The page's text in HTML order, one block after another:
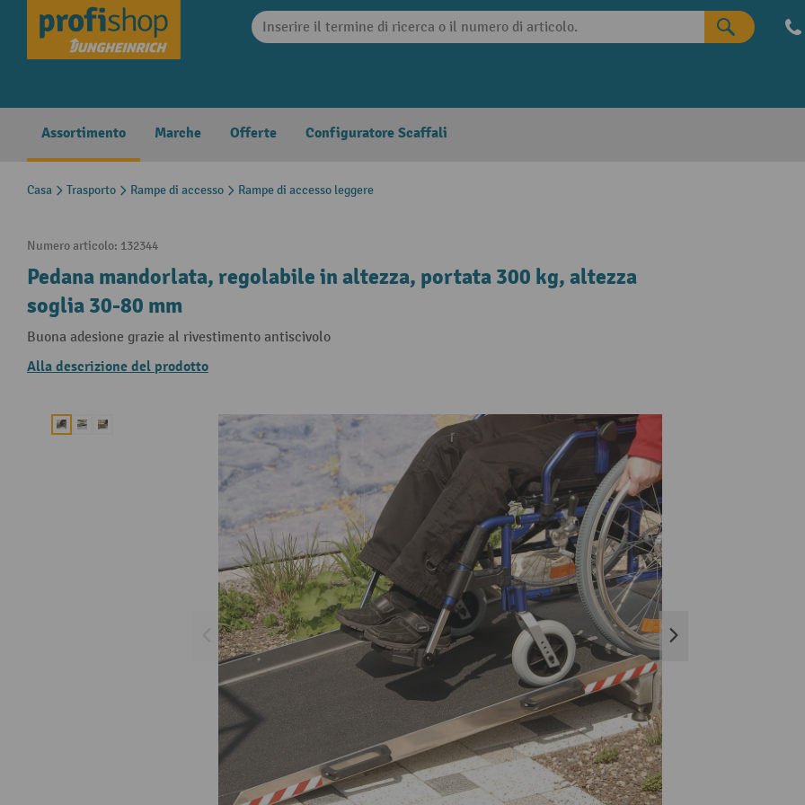
Skip to main navigation
Assortimento Marche Offerte Configuratore Scaffali
Casa Trasporto Rampe di accesso Rampe di accesso leggere
Numero articolo: 132344
Pedana mandorlata, regolabile in altezza, portata 300 kg, altezza
soglia 30-80 mm
Buona adesione grazie al rivestimento antiscivolo
Alla descrizione del prodotto